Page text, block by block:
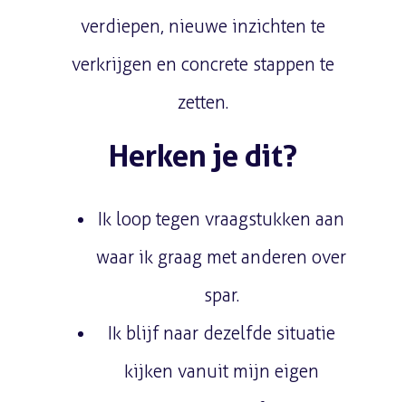
verdiepen, nieuwe inzichten te
verkrijgen en concrete stappen te
zetten.
Herken je dit?
Ik loop tegen vraagstukken aan
waar ik graag met anderen over
spar.
Ik blijf naar dezelfde situatie
kijken vanuit mijn eigen